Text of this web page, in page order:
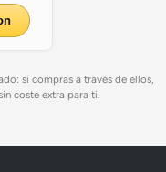
si compras a través de ellos,
coste extra para ti.